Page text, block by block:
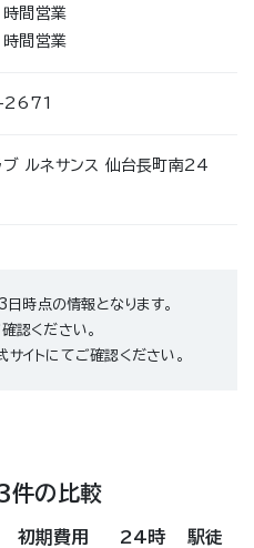
間営業
間営業
ブ ルネサンス 仙台長町南24
点の情報となります。
認ください。
イトにてご確認ください。
件の比較
初期費用
24時
駅徒